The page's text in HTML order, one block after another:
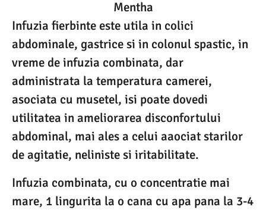
Mentha
Infuzia fierbinte este utila in colici
abdominale, gastrice si in colonul spastic, in
vreme de infuzia combinata, dar
administrata la temperatura camerei,
asociata cu musetel, isi poate dovedi
utilitatea in ameliorarea disconfortului
abdominal, mai ales a celui aaociat starilor
de agitatie, neliniste si iritabilitate.
Infuzia combinata, cu o concentratie mai
mare, 1 lingurita la o cana cu apa pana la 3-4